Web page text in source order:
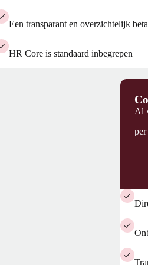
Een transparant en overzichtelijk
HR Core is standaard inbegrepen
Al
per